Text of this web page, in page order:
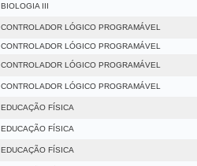
BIOLOGIA III
CONTROLADOR LÓGICO PROGRAMÁVEL
CONTROLADOR LÓGICO PROGRAMÁVEL
CONTROLADOR LÓGICO PROGRAMÁVEL
CONTROLADOR LÓGICO PROGRAMÁVEL
EDUCAÇÃO FÍSICA
EDUCAÇÃO FÍSICA
EDUCAÇÃO FÍSICA